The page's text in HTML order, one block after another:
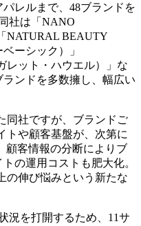
レルまで、48ブランドを
社は「NANO
NATURAL BEAUTY
ーシック）」
レット・ハウエル）」な
ンドを多数擁し、幅広い
同社ですが、ブランドご
トや顧客基盤が、次第に
顧客情報の分断によりブ
の運用コストも肥大化。
の伸び悩みという新たな
況を打開するため、11サ